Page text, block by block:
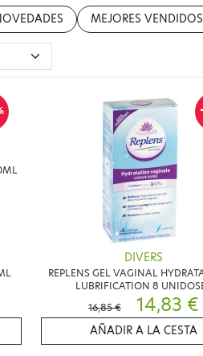
MEJORES VENDIDOS
DIVERS
REPLENS GEL VAGINAL
LUBRIFICATION 8
16,85 €
14,83 €
AÑADIR A LA CESTA